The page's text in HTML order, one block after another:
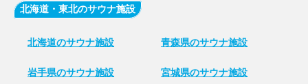
北海道・東北のサウナ施設
北海道のサウナ施設 青森県のサウナ施設
岩手県のサウナ施設 宮城県のサウナ施設